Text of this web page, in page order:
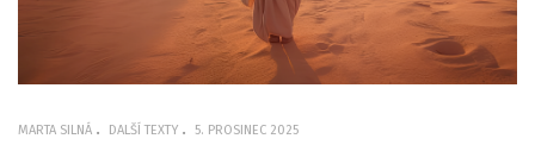
MARTA SILNÁ DALŠÍ TEXTY 5. PROSINEC 2025